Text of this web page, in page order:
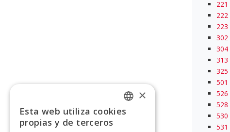
221
222
223
302
304
313
325
501
526
528
530
531
×
Esta web utiliza cookies
propias y de terceros